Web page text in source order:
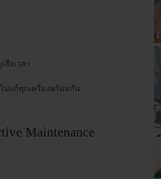
สียเวลา
ปแก้ทุกเครื่องพร้อมกัน
Maintenance